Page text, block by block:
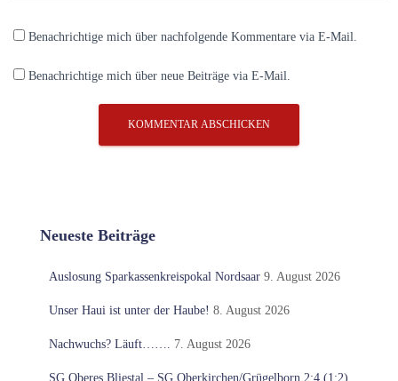
Benachrichtige mich über nachfolgende Kommentare via E-Mail.
Benachrichtige mich über neue Beiträge via E-Mail.
Neueste Beiträge
Auslosung Sparkassenkreispokal Nordsaar 9. August 2026
Unser Haui ist unter der Haube! 8. August 2026
Nachwuchs? Läuft……. 7. August 2026
SG Oberes Bliestal – SG Oberkirchen/Grügelborn 2:4 (1:2)